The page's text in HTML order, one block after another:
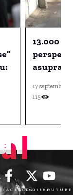
13.000
asupra
17 septembrie
115
FACEBOOKTwitterYOUTUBE